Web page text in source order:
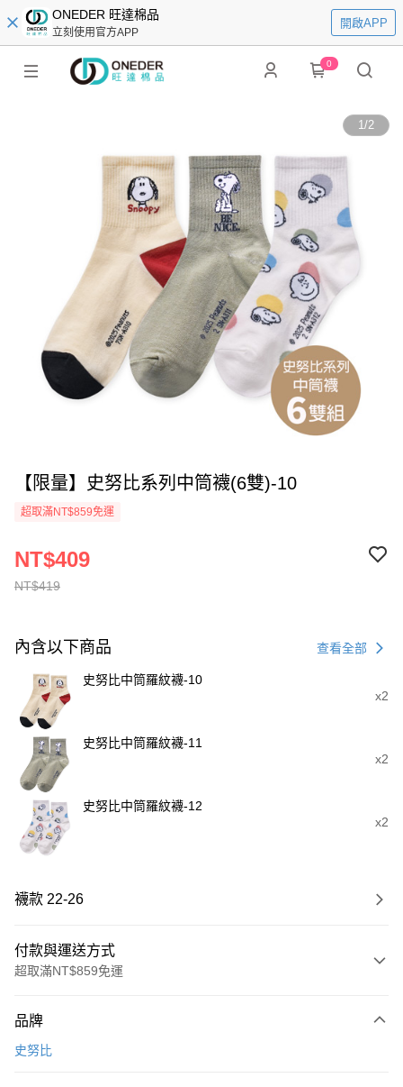
ONEDER 旺達棉品
立刻使用官方APP
開啟APP
0
1/2
【限量】史努比系列中筒襪(6雙)-10
超取滿NT$859免運
NT$419
NT$409
內含以下商品 查看全部
史努比中筒羅紋襪-10
x2
史努比中筒羅紋襪-11
x2
史努比中筒羅紋襪-12
x2
襪款 22-26
付款與運送方式
超取滿NT$859免運
信用卡一次付款
品牌
史努比